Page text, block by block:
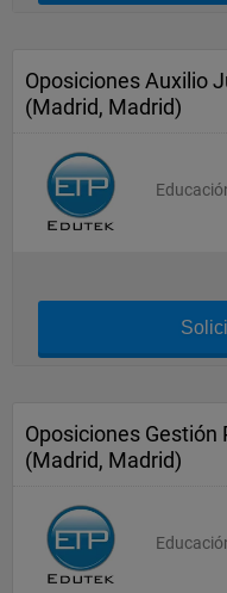
Oposiciones Auxilio
(Madrid, Madrid)
Oposiciones Gestión
(Madrid, Madrid)